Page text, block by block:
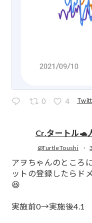
0 4
Cr.タートル🐢
@TurtleToushi ·
アヲちゃんのところ
ットの登録したらド
😆
実施前0→実施後4.1